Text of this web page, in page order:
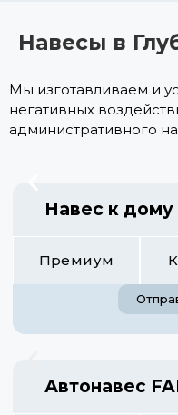
Навесы в
Мы изготавливаем и
негативных
административного
Навес к дому
Премиум
Автонавес